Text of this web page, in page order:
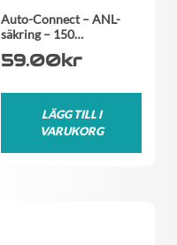
Auto-Connect – ANL-
säkring – 150…
59.00kr
LÄGG TILL I
VARUKORG